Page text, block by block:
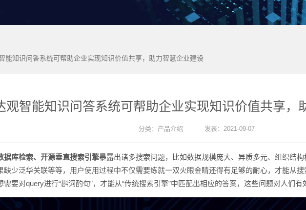
能知识问答系统可帮助企业实现知识价值共享，助力智慧企业建设
观智能知识问答系统可帮助企业实现知识价值共享，
分类： 产品介绍 发表：2021-09-07
据库检索、开源垂直搜索引擎暴露出诸多搜索问题，比如数据规模庞大、异质多元、组织结
缺少泛华关联等等，用户使用过程中不仅需要练就一双火眼金睛还得有足够的耐心，才能从
需要对query进行“斟词酌句”，才能从“传统搜索引擎”中匹配出相应的答案，这些问题对人们